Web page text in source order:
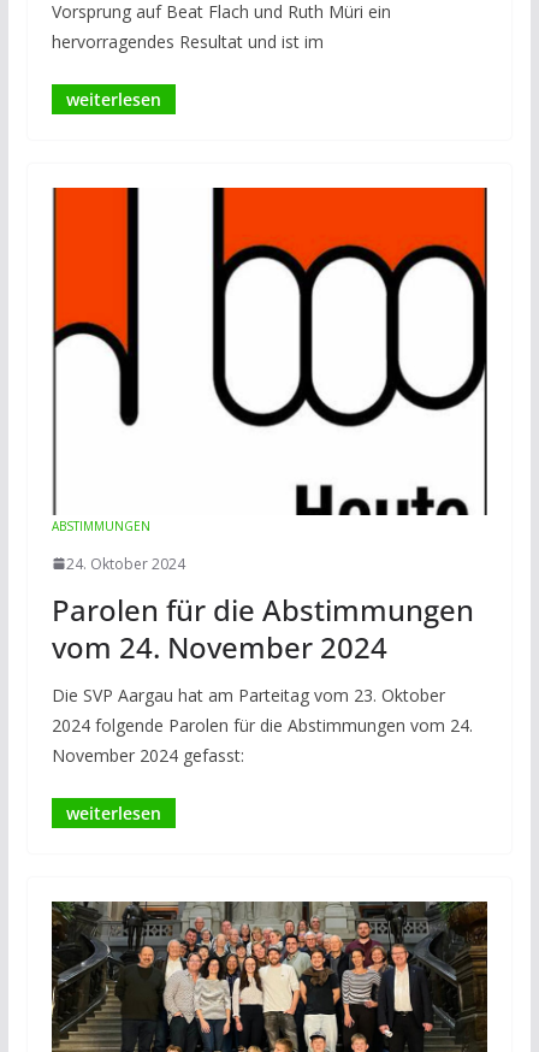
Vorsprung auf Beat Flach und Ruth Müri ein
hervorragendes Resultat und ist im
ABSTIMMUNGEN
24. Oktober 2024
Parolen für die Abstimmungen
vom 24. November 2024
Die SVP Aargau hat am Parteitag vom 23. Oktober
2024 folgende Parolen für die Abstimmungen vom 24.
November 2024 gefasst: